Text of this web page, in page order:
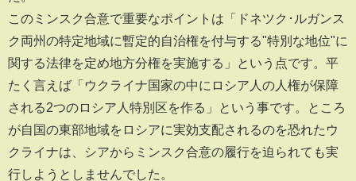
このミンスク合意で重要なポイントは「ドネツク･ルガンス
ク両州の特定地域に暫定的自治権を付与する"特別な地位"に
関する法律を定め地方分権を実施する」という点です。平
たく言えば「ウクライナ国家の中にロシア人の人権が保障
される2つのロシア人特別区を作る」という事です。ところ
が自国の東部地域をロシアに実効支配されるのを恐れたウ
クライナは、シアからミンスク合意の履行を迫られても実
行しようとしませんでした。